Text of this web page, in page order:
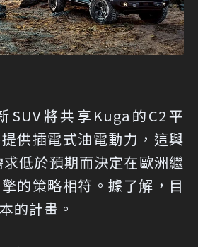
SUV將共享Kuga的C2平
供插電式油電動力，這與
低於預期而決定在歐洲繼
的策略相符。據了解，目
的計畫。